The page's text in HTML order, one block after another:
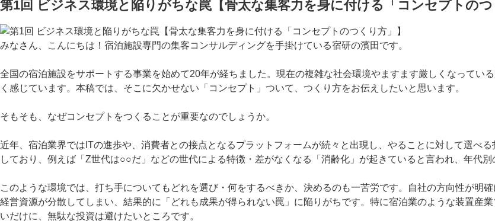
第1回 ビジネス環境と陥りがちな罠【骨太な集客力を身に付ける「コンセプトのつ
みなさん、こんにちは！宿泊施設専門の集客コンサルディングを手掛けている宿研の濱田です。
全国の宿泊施設をサポートする事業を始めて20年が経ちました。現在の複雑な社会環境やますます厳しくなってい
く感じています。本稿では、そこに欠かせない「コンセプト」ついて、つくり方をお伝えしたいと思います。
そもそも、なぜコンセプトをつくることが重要なのでしょうか。
近年、宿泊業界ではITの進歩や、消費者との接点となるプラットフォームが続々と出現し、やることに対して選べ
しており、例えば「Z世代は○○だ」などの世代による特徴・差がなくなる「消齢化」が起きていると言われ、年代
このような環境では、打ち手についてもどれを選び・何をするべきか、決めるのも一苦労です。自社の方向性が明
経営資源が分散してしまい、結果的に「どれも成果が得られない罠」に陥りがちです。特に宿泊業のような装置産
いだけに、無駄な投資は避けたいところです。